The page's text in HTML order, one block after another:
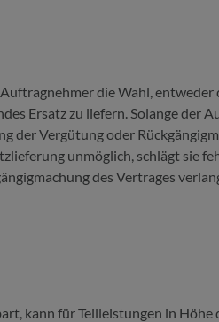
die Wahl,
Ersatz zu liefern. Solange
der Vergütung oder
unmöglich, schlägt sie
des Vertrages
kann für Teilleistungen in Höhe